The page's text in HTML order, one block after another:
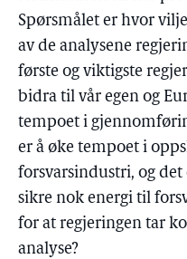
Spørsmålet er hvor
av de analysene
første og viktigste
bidra til vår egen og
tempoet i
er å øke tempoet i
forsvarsindustri, og
sikre nok energi til
for at regjeringen tar
analyse?